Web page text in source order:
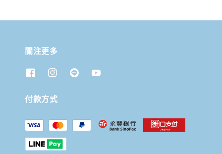
關注更多
付款方式